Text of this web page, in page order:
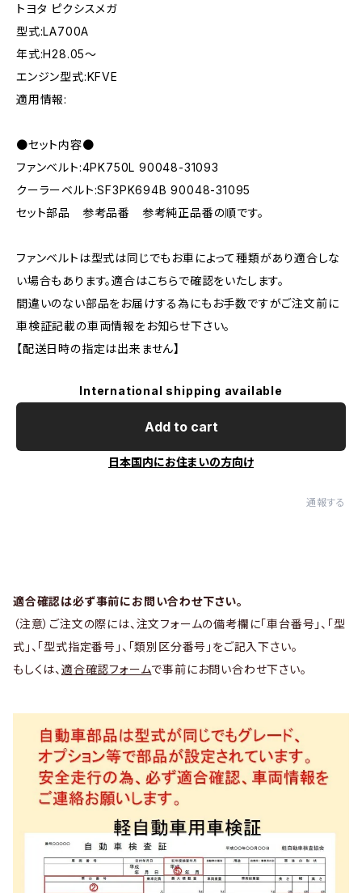
トヨタ ピクシスメガ
型式:LA700A
年式:H28.05～
エンジン型式:KFVE
適用情報:
●セット内容●
ファンベルト:4PK750L 90048-31093
クーラーベルト:SF3PK694B 90048-31095
セット部品 参考品番 参考純正品番の順です。
ファンベルトは型式は同じでもお車によって種類があり適合しな
い場合もあります。適合はこちらで確認をいたします。
間違いのない部品をお届けする為にもお手数ですがご注文前に
車検証記載の車両情報をお知らせ下さい。
【配送日時の指定は出来ません】
International shipping available
Add to cart
日本国内にお住まいの方向け
通報する
適合確認は必ず事前にお問い合わせ下さい。
（注意）ご注文の際には、注文フォームの備考欄に「車台番号」、「型
式」、「型式指定番号」、「類別区分番号」をご記入下さい。
もしくは、 適合確認フォームで事前にお問い合わせ下さい。